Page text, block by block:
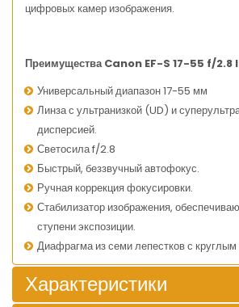
цифровых камер изображения.
Преимущества Canon EF-S 17-55 f/2.8
Универсальный диапазон 17-55 мм
Линза с ультранизкой (UD) и
дисперсией.
Светосила f/2.8
Быстрый, беззвучный автофокус.
Ручная коррекция фокусировки.
Стабилизатор изображения,
ступени экспозиции.
Диафрагма из семи лепестков с круглым
Характеристики